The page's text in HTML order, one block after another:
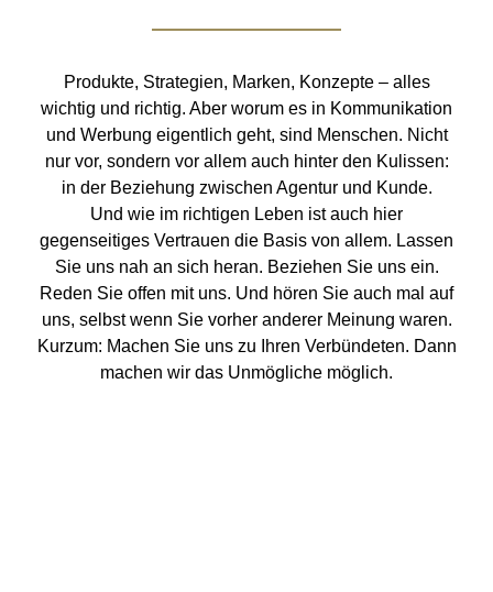
Produkte, Strategien, Marken, Konzepte – alles
wichtig und richtig. Aber worum es in Kommunikation
und Werbung eigentlich geht, sind Menschen. Nicht
nur vor, sondern vor allem auch hinter den Kulissen:
in der Beziehung zwischen Agentur und Kunde.
Und wie im richtigen Leben ist auch hier
gegenseitiges Vertrauen die Basis von allem. Lassen
Sie uns nah an sich heran. Beziehen Sie uns ein.
Reden Sie offen mit uns. Und hören Sie auch mal auf
uns, selbst wenn Sie vorher anderer Meinung waren.
Kurzum: Machen Sie uns zu Ihren Verbündeten. Dann
machen wir das Unmögliche möglich.